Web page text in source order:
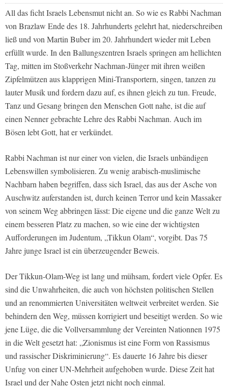
All das ficht Israels Lebensmut nicht an. So wie es Rabbi Nachman
von Brazlaw Ende des 18. Jahrhunderts gelehrt hat, niederschreiben
ließ und von Martin Buber im 20. Jahrhundert wieder mit Leben
erfüllt wurde. In den Ballungszentren Israels springen am hellichten
Tag, mitten im Stoßverkehr Nachman-Jünger mit ihren weißen
Zipfelmützen aus klapprigen Mini-Transportern, singen, tanzen zu
lauter Musik und fordern dazu auf, es ihnen gleich zu tun. Freude,
Tanz und Gesang bringen den Menschen Gott nahe, ist die auf
einen Nenner gebrachte Lehre des Rabbi Nachman. Auch im
Bösen lebt Gott, hat er verkündet.
Rabbi Nachman ist nur einer von vielen, die Israels unbändigen
Lebenswillen symbolisieren. Zu wenig arabisch-muslimische
Nachbarn haben begriffen, dass sich Israel, das aus der Asche von
Auschwitz auferstanden ist, durch keinen Terror und kein Massaker
von seinem Weg abbringen lässt: Die eigene und die ganze Welt zu
einem besseren Platz zu machen, so wie eine der wichtigsten
Aufforderungen im Judentum, „Tikkun Olam“, vorgibt. Das 75
Jahre junge Israel ist ein überzeugender Beweis.
Der Tikkun-Olam-Weg ist lang und mühsam, fordert viele Opfer. Es
sind die Unwahrheiten, die auch von höchsten politischen Stellen
und an renommierten Universitäten weltweit verbreitet werden. Sie
behindern den Weg, müssen korrigiert und beseitigt werden. So wie
jene Lüge, die die Vollversammlung der Vereinten Nationnen 1975
in die Welt gesetzt hat: „Zionismus ist eine Form von Rassismus
und rassischer Diskriminierung“. Es dauerte 16 Jahre bis dieser
Unfug von einer UN-Mehrheit aufgehoben wurde. Diese Zeit hat
Israel und der Nahe Osten jetzt nicht noch einmal.